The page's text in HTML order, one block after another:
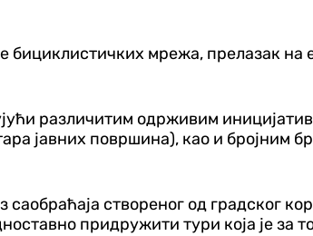
мрежа, прелазак на
различитим одрживим
јавних површина), као и бројним
створеног од градског
придружити тури која је за